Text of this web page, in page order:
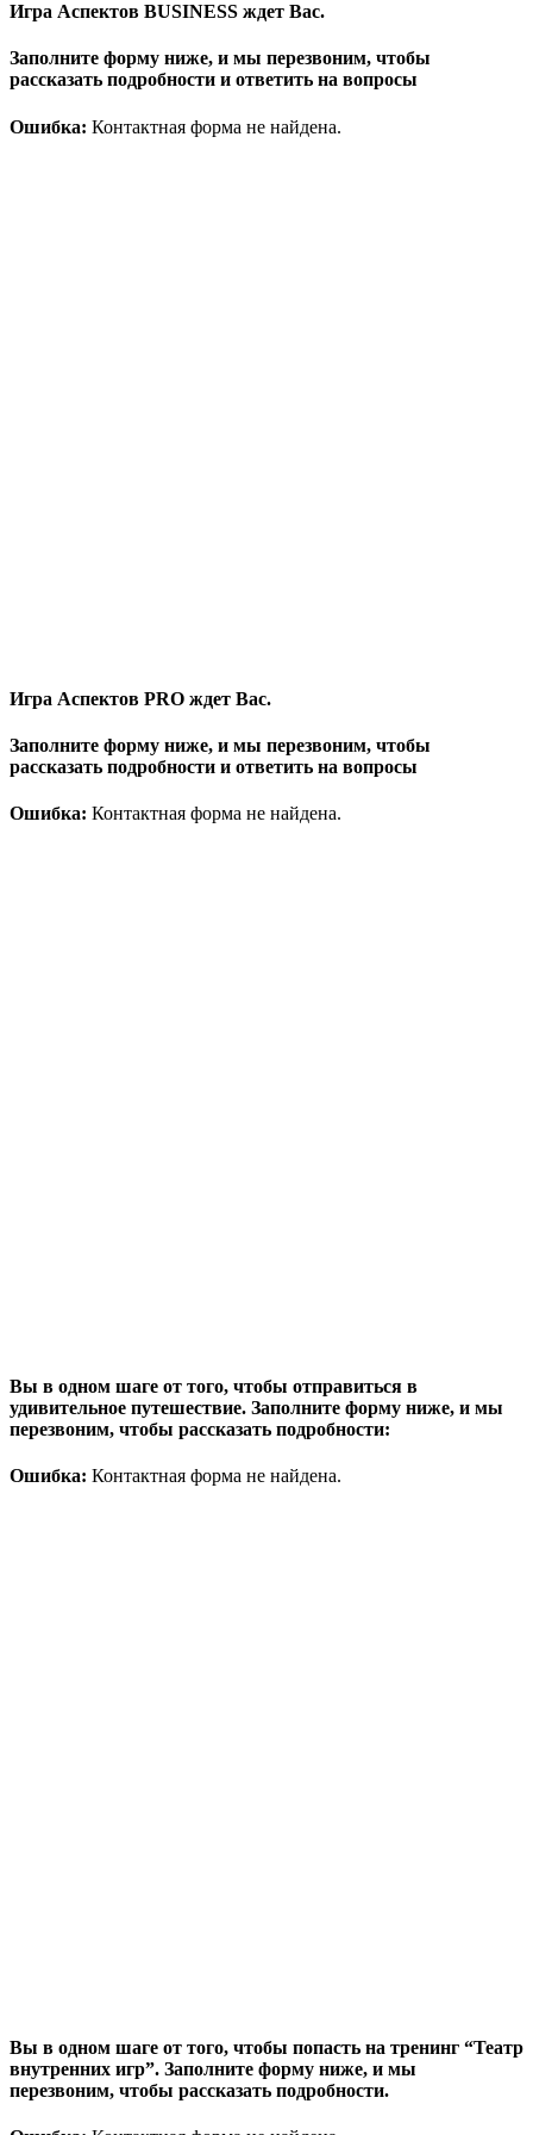
Игра Аспектов BUSINESS ждет Вас.
Заполните форму ниже, и мы перезвоним, чтобы
рассказать подробности и ответить на вопросы
Ошибка: Контактная форма не найдена.
Игра Аспектов PRO ждет Вас.
Заполните форму ниже, и мы перезвоним, чтобы
рассказать подробности и ответить на вопросы
Ошибка: Контактная форма не найдена.
Вы в одном шаге от того, чтобы отправиться в
удивительное путешествие. Заполните форму ниже, и мы
перезвоним, чтобы рассказать подробности:
Ошибка: Контактная форма не найдена.
Вы в одном шаге от того, чтобы попасть на тренинг “Театр
внутренних игр”. Заполните форму ниже, и мы
перезвоним, чтобы рассказать подробности.